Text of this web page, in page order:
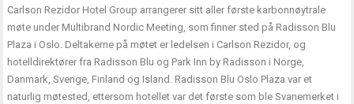
Carlson Rezidor Hotel Group arrangerer sitt aller første karbonnøytrale
møte under Multibrand Nordic Meeting, som finner sted på Radisson Blu
Plaza i Oslo. Deltakerne på møtet er ledelsen i Carlson Rezidor, og
hotelldirektører fra Radisson Blu og Park Inn by Radisson i Norge,
Danmark, Sverige, Finland og Island. Radisson Blu Oslo Plaza var et
naturlig møtested, ettersom hotellet var det første som ble Svanemerket i